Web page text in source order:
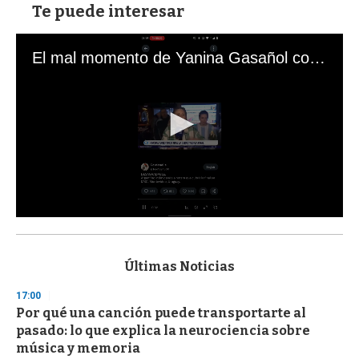
Te puede interesar
El mal momento de Yanina Gasañol con un hincha argentino en "Subrayado"
s
d
s
o
f
3
Últimas Noticias
17:00
Por qué una canción puede transportarte al
pasado: lo que explica la neurociencia sobre
música y memoria